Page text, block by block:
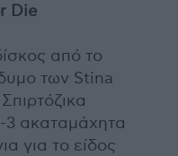
Die
από το
των Stina
3 ακαταμάχητα
για το είδος